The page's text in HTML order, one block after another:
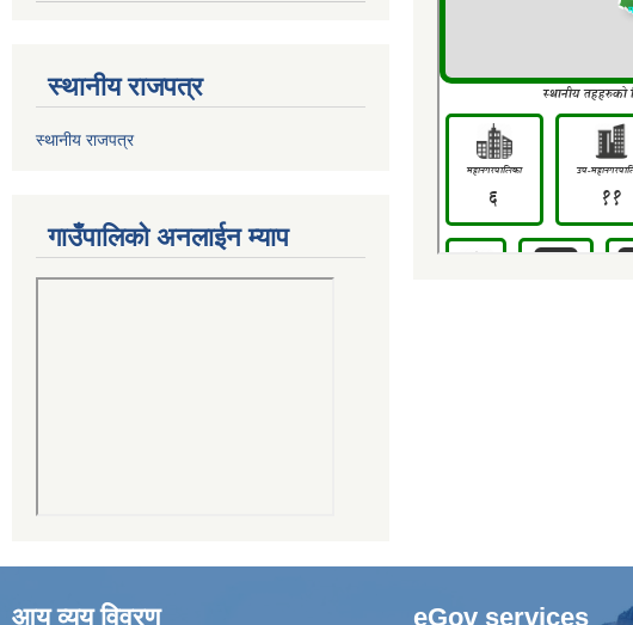
स्थानीय राजपत्र
स्थानीय राजपत्र
गाउँपालिको अनलाईन म्याप
आय व्यय विवरण eGov services